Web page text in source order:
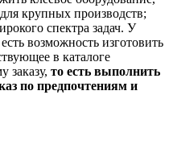
крупных производств;
спектра задач. У
возможность изготовить
в каталоге
заказу, то есть выполнить
по предпочтениям и